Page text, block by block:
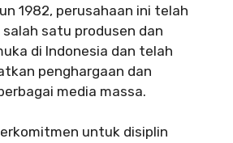
1982, perusahaan ini telah
satu produsen dan
di Indonesia dan telah
penghargaan dan
media massa.
untuk disiplin